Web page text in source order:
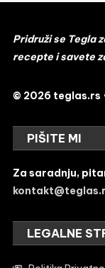
Pridruži se Tegla
recepte i savete
© 2026 teglas.rs
PIŠITE MI
Za saradnju,
LEGALNE